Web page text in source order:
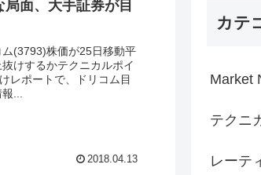
面、大手証券が目
(3793)株価が25日移動平
けするかテクニカルポイ
レポートで、ドリコム目
...
2018.04.13
カテ
Market
テクニ
レーテ